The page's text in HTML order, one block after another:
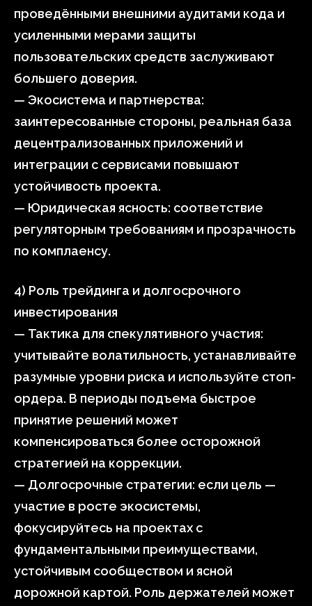
проведёнными внешними аудитами кода и
усиленными мерами защиты
пользовательских средств заслуживают
большего доверия.
— Экосистема и партнерства:
заинтересованные стороны, реальная база
децентрализованных приложений и
интеграции с сервисами повышают
устойчивость проекта.
— Юридическая ясность: соответствие
регуляторным требованиям и прозрачность
по комплаенсу.
4) Роль трейдинга и долгосрочного
инвестирования
— Тактика для спекулятивного участия:
учитывайте волатильность, устанавливайте
разумные уровни риска и используйте стоп-
ордера. В периоды подъема быстрое
принятие решений может
компенсироваться более осторожной
стратегией на коррекции.
— Долгосрочные стратегии: если цель —
участие в росте экосистемы,
фокусируйтесь на проектах с
фундаментальными преимуществами,
устойчивым сообществом и ясной
дорожной картой. Роль держателей может